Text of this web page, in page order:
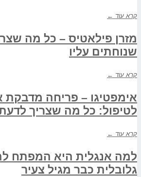
קרא עוד ←
מזרן פילאטיס – כל מה
שנוחתים עליו
קרא עוד ←
אימפטיגו – פריחה מדבקת
לטיפול: כל מה שצריך
קרא עוד ←
למה אנגלית היא המפתח
גלובלית כבר מגיל צעיר